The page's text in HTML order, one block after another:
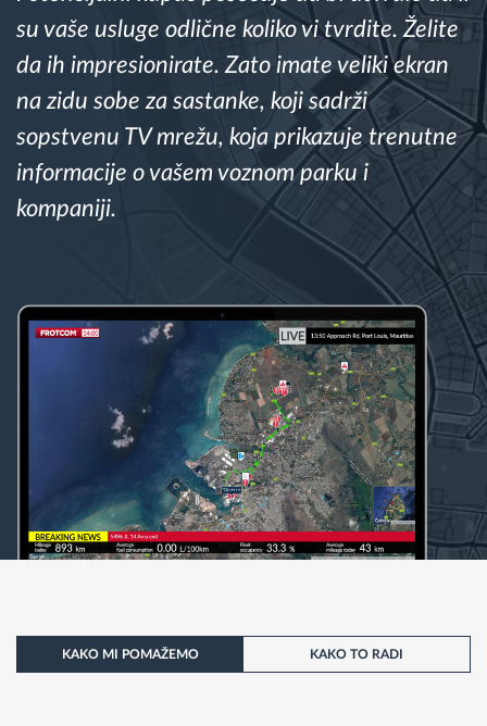
Planiranje i nadgledanje rute
Automatska identifikacija vozača
Otkrijte sve funkcije
Kako rešavamo sve aktivnosti voznog parka
Kalkulator uštede
su vaše usluge odlične koliko vi tvrdite. Želite
da ih impresionirate. Zato imate veliki ekran
na zidu sobe za sastanke, koji sadrži
sopstvenu TV mrežu, koja prikazuje trenutne
informacije o vašem voznom parku i
kompaniji.
KAKO MI POMAŽEMO KAKO TO RADI